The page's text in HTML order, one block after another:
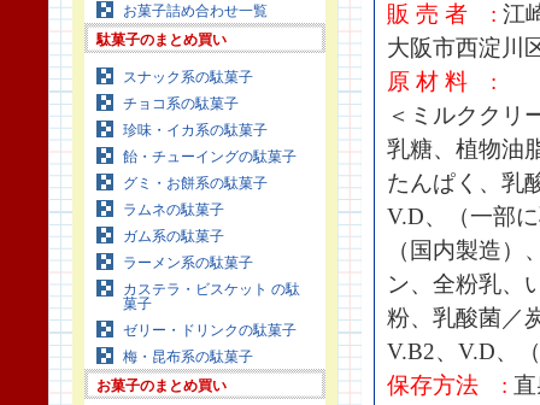
お菓子詰め合わせ一覧
駄菓子のまとめ買い
スナック系の駄菓子
チョコ系の駄菓子
珍味・イカ系の駄菓子
飴・チューイングの駄菓子
グミ・お餅系の駄菓子
ラムネの駄菓子
ガム系の駄菓子
ラーメン系の駄菓子
カステラ・ビスケット の駄
菓子
ゼリー・ドリンクの駄菓子
梅・昆布系の駄菓子
お菓子のまとめ買い
販 売 者 : 江
大阪市西淀川
原 材 料 :
＜ミルククリ
乳糖、植物油
たんぱく、乳
V.D、（一部
（国内製造
ン、全粉乳、
粉、乳酸菌／
V.B2、V.D、
保存方法 :